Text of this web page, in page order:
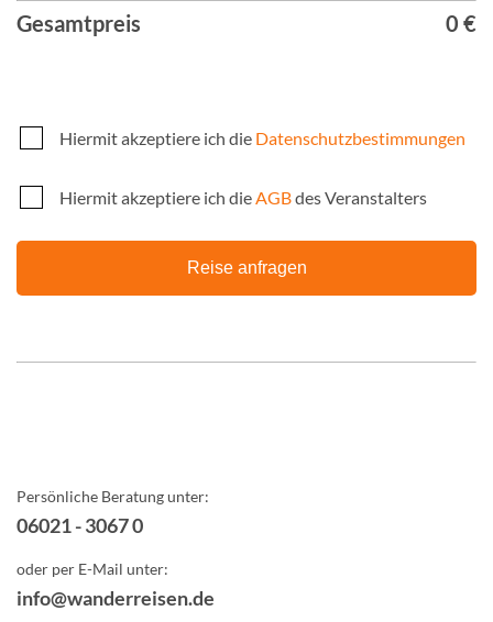
Gesamtpreis 0 €
Hiermit akzeptiere ich die Datenschutzbestimmungen
Hiermit akzeptiere ich dieAGBdes Veranstalters
Reise anfragen
Persönliche Beratung unter:
06021 - 3067 0
oder per E-Mail unter:
info@wanderreisen.de